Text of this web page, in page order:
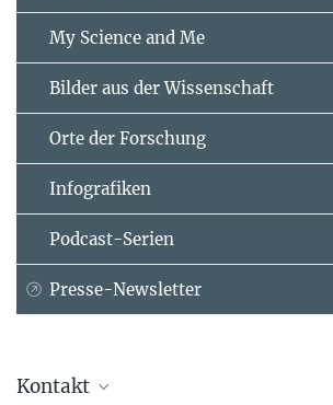
My Science and Me
Bilder aus der Wissenschaft
Orte der Forschung
Infografiken
Podcast-Serien
Presse-Newsletter
Kontakt